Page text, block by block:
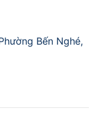
Bến Nghé,